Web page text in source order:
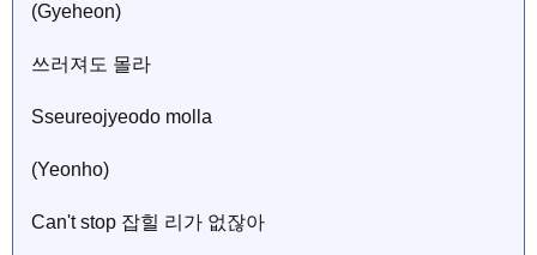
(Gyeheon)
쓰러져도 몰라
Sseureojyeodo molla
(Yeonho)
Can't stop 잡힐 리가 없잖아